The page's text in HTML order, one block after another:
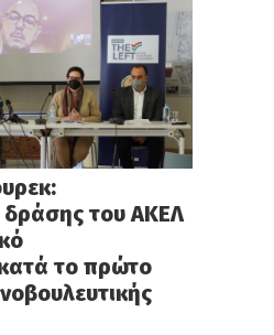
του ΑΚΕΛ
το πρώτο